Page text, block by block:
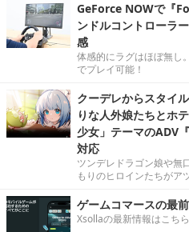
GeForce NOWで『
ンドルコントローラ
感
体感的にラグはほぼ無し
でプレイ可能！
クーデレからスタイ
りな人外娘たちとホ
少女」テーマのADV
対応
ツンデレドラゴン娘や無
もりのヒロインたちがア
ゲームコマースの最
Xsollaの最新情報はこち